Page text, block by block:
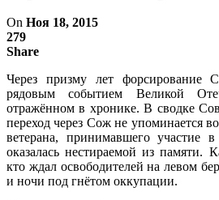
On Ноя 18, 2015
279
Share
Через призму лет форсирование
рядовым событием Великой
отражённом в хронике. В сводке
переход через Сож не упоминается
ветерана, принимавшего участие
оказалась нестираемой из памяти.
кто ждал освободителей на левом
и ночи под гнётом оккупации.